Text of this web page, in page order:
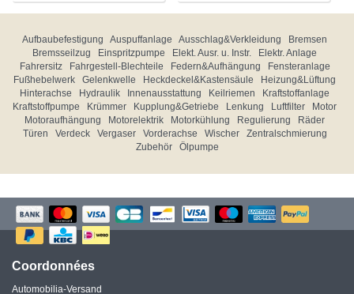
Aufbaubefestigung Auspuffanlage Ausschlag&Verkleidung
Bremsen
Bremsseilzug
Einspritzpumpe Elekt. Ausr. u. Instr.
Elektr. Anlage
Fahrersitz
Fahrgestell-Blechteile Federn&Aufhängung
Fensteranlage
Fußhebelwerk
Gelenkwelle Heckdeckel&Kastensäule
Heizung&Lüftung
Hinterachse
Hydraulik Innenausstattung Keilriemen
Kraftstoffanlage
Kraftstoffpumpe
Krümmer Kupplung&Getriebe Lenkung Luftfilter
Motor
Motoraufhängung
Motorelektrik Motorkühlung Regulierung
Räder
Türen
Verdeck Vergaser Vorderachse Wischer
Zentralschmierung
Zubehör
Ölpumpe
Coordonnées
Automobilia-Versand